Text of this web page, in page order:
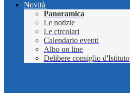
Novità
Panoramica
Le notizie
Le circolari
Calendario eventi
Albo on line
Delibere consiglio d'Istituto